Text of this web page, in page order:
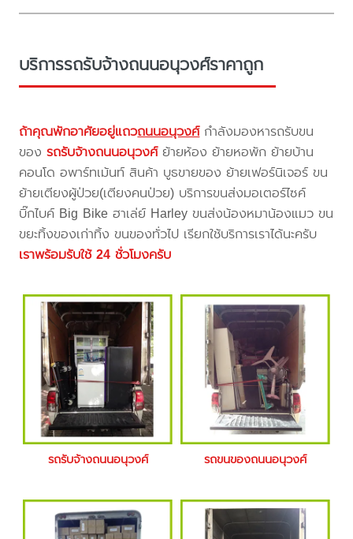
บริการรถรับจ้างถนนอนุวงศ์ราคาถูก
ถ้าคุณพักอาศัยอยู่แถวถนนอนุวงศ์กำลังมองหารถรับขน
ของรถรับจ้างถนนอนุวงศ์ย้ายห้อง ย้ายหอพัก ย้ายบ้าน
คอนโด อพาร์ทเม้นท์ สินค้า บูธขายของ ย้ายเฟอร์นิเจอร์ ขน
ย้ายเตียงผู้ป่วย(เตียงคนป่วย) บริการขนส่งมอเตอร์ไซค์
บิ๊กไบค์ Big Bike ฮาเล่ย์ Harley ขนส่งน้องหมาน้องแมว ขน
ขยะทิ้งของเก่าทิ้ง ขนของทั่วไป เรียกใช้บริการเราได้นะครับ
เราพร้อมรับใช้ 24 ชั่วโมงครับ
รถรับจ้างถนนอนุวงศ์ รถขนของถนนอนุวงศ์